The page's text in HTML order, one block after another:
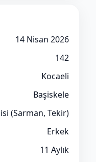
14 Nisan 2026
142
Kocaeli
Başiskele
(Sarman, Tekir)
Erkek
11 Aylık